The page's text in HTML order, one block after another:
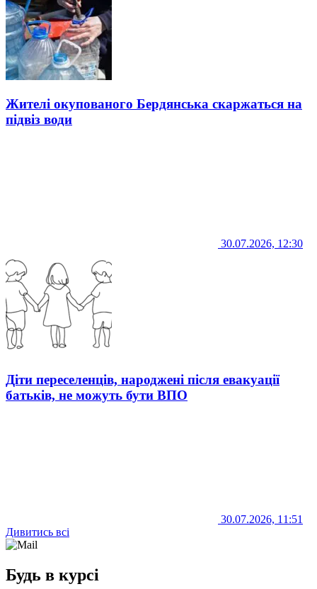
Жителі окупованого Бердянська скаржаться на
підвіз води
30.07.2026, 12:30
Діти переселенців, народжені після евакуації
батьків, не можуть бути ВПО
30.07.2026, 11:51
Дивитись всі
Будь в курсі